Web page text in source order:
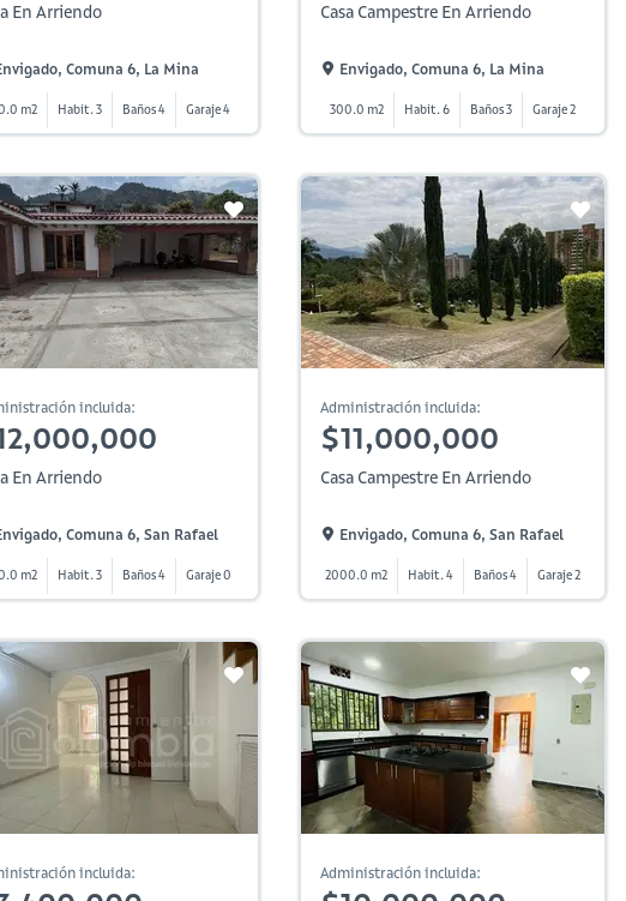
En Arriendo
Comuna 6, La Mina
m2 Habit. 3 Baños 4 Garaje 4
Casa Campestre En Arriendo
Envigado, Comuna 6, La Mina
300.0 m2 Habit. 6 Baños 3 Garaje 2
incluida:
En Arriendo
Comuna 6, San Rafael
m2 Habit. 3 Baños 4 Garaje 0
Administración incluida:
$11,000,000
Casa Campestre En Arriendo
Envigado, Comuna 6, San Rafael
2000.0 m2 Habit. 4 Baños 4 Garaje 2
incluida: Administración incluida: